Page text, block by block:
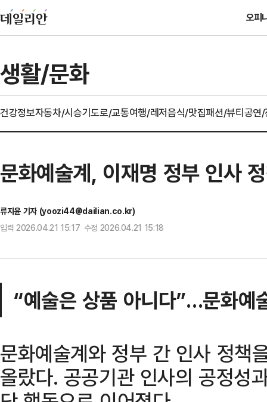
오피
생활/문화
건강정보자동차/시승기도로/교통여행/레저음식/맛집패션/뷰티공연
문화예술계, 이재명 정부 인사
류지윤 기자 (yoozi44@dailian.co.kr)
입력 2026.04.21 15:17 수정 2026.04.21 15:18
“예술은 상품 아니다”…문화예
문화예술계와 정부 간 인사 정책
올랐다. 공공기관 인사의 공정성